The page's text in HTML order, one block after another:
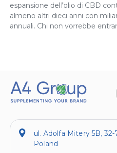
espansione dell’olio di CBD
almeno altri dieci anni con
annuali. Chi non vorrebbe
ul. Adolfa Mitery 5B,
Poland